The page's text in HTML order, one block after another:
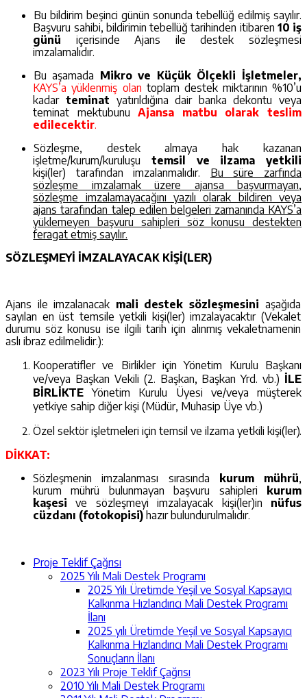
Bu bildirim beşinci günün sonunda tebellüğ edilmiş sayılır.
Başvuru sahibi, bildirimin tebellüğ tarihinden itibaren 10 iş
günü içerisinde Ajans ile destek sözleşmesi
imzalamalıdır.
Bu aşamada Mikro ve Küçük Ölçekli İşletmeler,
KAYS’a yüklenmiş olan toplam destek miktarının %10’u
kadar teminat yatırıldığına dair banka dekontu veya
teminat mektubunuAjansa matbu olarak teslim
edilecektir.
Sözleşme, destek almaya hak kazanan
işletme/kurum/kuruluşutemsil ve ilzama yetkili
kişi(ler) tarafından imzalanmalıdır. Bu süre zarfında
sözleşme imzalamak üzere ajansa başvurmayan,
sözleşme imzalamayacağını yazılı olarak bildiren veya
ajans tarafından talep edilen belgeleri zamanında KAYS’a
yüklemeyen başvuru sahipleri söz konusu destekten
feragat etmiş sayılır.
SÖZLEŞMEYİ İMZALAYACAK KİŞİ(LER)
Ajans ile imzalanacak mali destek sözleşmesini aşağıda
sayılan en üst temsile yetkili kişi(ler) imzalayacaktır (Vekalet
durumu söz konusu ise ilgili tarih için alınmış vekaletnamenin
aslı ibraz edilmelidir.):
Kooperatifler ve Birlikler için Yönetim Kurulu Başkanı
ve/veya Başkan Vekili (2. Başkan, Başkan Yrd. vb.) İLE
BİRLİKTE Yönetim Kurulu Üyesi ve/veya müşterek
yetkiye sahip diğer kişi (Müdür, Muhasip Üye vb.)
Özel sektör işletmeleri için temsil ve ilzama yetkili kişi(ler).
DİKKAT:
Sözleşmenin imzalanması sırasında
kurum mührü,
kurum mührü bulunmayan başvuru sahipleri
kurum
kaşesi ve sözleşmeyi imzalayacak kişi(ler)in nüfus
cüzdanı (fotokopisi) hazır bulundurulmalıdır.
Proje Teklif Çağrısı
2025 Yılı Mali Destek Programı
2025 Yılı Üretimde Yeşil ve Sosyal Kapsayıcı
Kalkınma Hızlandırıcı Mali Destek Programı
İlanı
2025 yılı Üretimde Yeşil ve Sosyal Kapsayıcı
Kalkınma Hızlandırıcı Mali Destek Programı
Sonuçların İlanı
2023 Yılı Proje Teklif Çağrısı
2010 Yılı Mali Destek Programı